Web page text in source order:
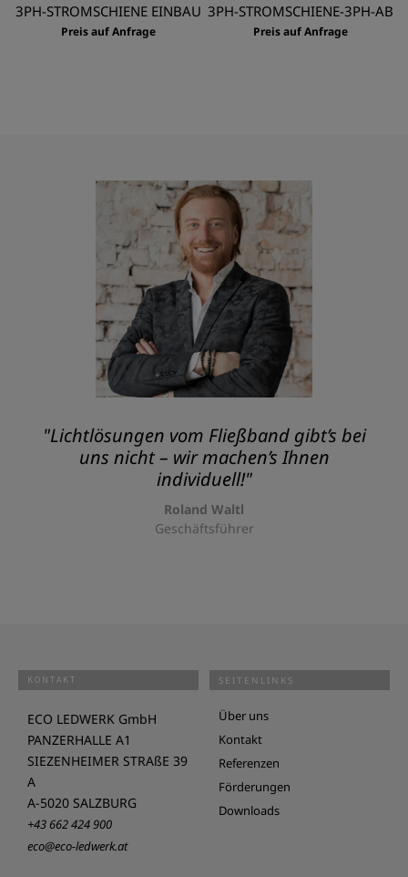
3PH-STROMSCHIENE EINBAU
Preis auf Anfrage
3PH-STROMSCHIENE-3PH-AB
Preis auf Anfrage
"Lichtlösungen vom Fließband gibt’s bei
uns nicht – wir machen’s Ihnen
individuell!"
Roland Waltl
Geschäftsführer
KONTAKT
ECO LEDWERK GmbH
PANZERHALLE A1
SIEZENHEIMER STRAßE 39
A
A-5020 SALZBURG
+43 662 424 900
eco@eco-ledwerk.at
SEITENLINKS
Über uns
Kontakt
Referenzen
Förderungen
Downloads